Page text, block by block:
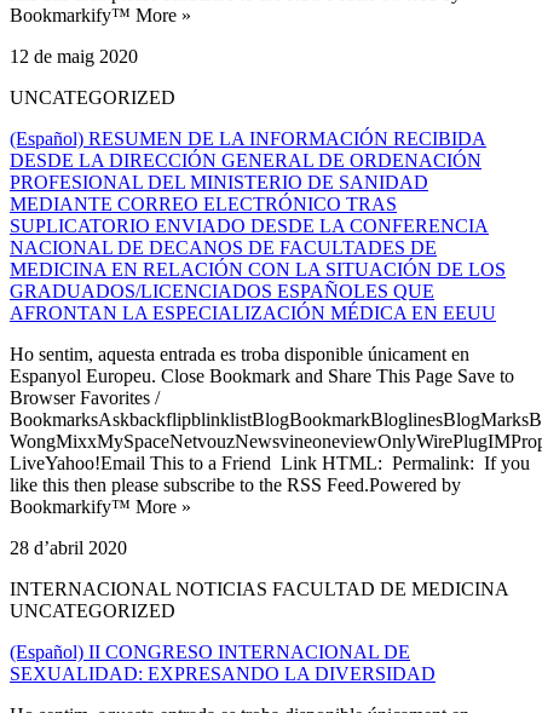
Bookmarkify™ More »
12 de maig 2020
UNCATEGORIZED
(Español) RESUMEN DE LA INFORMACIÓN RECIBIDA
DESDE LA DIRECCIÓN GENERAL DE ORDENACIÓN
PROFESIONAL DEL MINISTERIO DE SANIDAD
MEDIANTE CORREO ELECTRÓNICO TRAS
SUPLICATORIO ENVIADO DESDE LA CONFERENCIA
NACIONAL DE DECANOS DE FACULTADES DE
MEDICINA EN RELACIÓN CON LA SITUACIÓN DE LOS
GRADUADOS/LICENCIADOS ESPAÑOLES QUE
AFRONTAN LA ESPECIALIZACIÓN MÉDICA EN EEUU
Ho sentim, aquesta entrada es troba disponible únicament en
Espanyol Europeu. Close Bookmark and Share This Page Save to
Browser Favorites /
LiveYahoo!Email This to a Friend Link HTML: Permalink: If you
like this then please subscribe to the RSS Feed.Powered by
Bookmarkify™ More »
28 d’abril 2020
INTERNACIONAL NOTICIAS FACULTAD DE MEDICINA
UNCATEGORIZED
(Español) II CONGRESO INTERNACIONAL DE
SEXUALIDAD: EXPRESANDO LA DIVERSIDAD